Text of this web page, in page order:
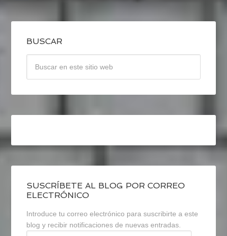
BUSCAR
SUSCRÍBETE AL BLOG POR CORREO
ELECTRÓNICO
Introduce tu correo electrónico para suscribirte a este
blog y recibir notificaciones de nuevas entradas.